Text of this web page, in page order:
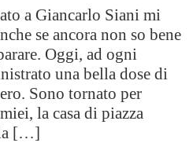
a Giancarlo Siani mi
se ancora non so bene
Oggi, ad ogni
una bella dose di
Sono tornato per
la casa di piazza
[…]